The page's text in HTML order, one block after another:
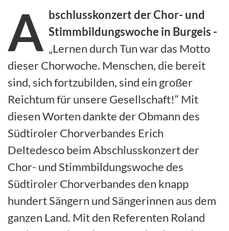
A bschlusskonzert der Chor- und
Stimmbildungswoche in Burgeis -
„Lernen durch Tun war das Motto
dieser Chorwoche. Menschen, die bereit
sind, sich fortzubilden, sind ein großer
Reichtum für unsere Gesellschaft!“ Mit
diesen Worten dankte der Obmann des
Südtiroler Chorverbandes Erich
Deltedesco beim Abschlusskonzert der
Chor- und Stimmbildungswoche des
Südtiroler Chorverbandes den knapp
hundert Sängern und Sängerinnen aus dem
ganzen Land. Mit den Referenten Roland